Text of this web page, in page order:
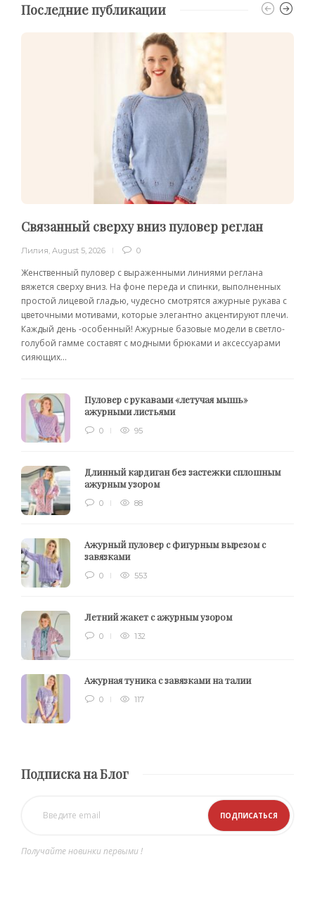
Последние публикации
Связанный сверху вниз пуловер реглан
Лилия, August 5, 2026 0
Женственный пуловер с выраженными линиями реглана
вяжется сверху вниз. На фоне переда и спинки, выполненных
простой лицевой гладью, чудесно смотрятся ажурные рукава с
цветочными мотивами, которые элегантно акцентируют плечи.
Каждый день -особенный! Ажурные базовые модели в светло-
голубой гамме составят с модными брюками и аксессуарами
сияющих...
Пуловер с рукавами «летучая мышь»
ажурными листьями
0 95
Длинный кардиган без застежки сплошным
ажурным узором
0 88
Ажурный пуловер с фигурным вырезом с
завязками
0 553
Летний жакет с ажурным узором
0 132
Ажурная туника с завязками на талии
0 117
Подписка на Блог
Получайте новинки первыми !